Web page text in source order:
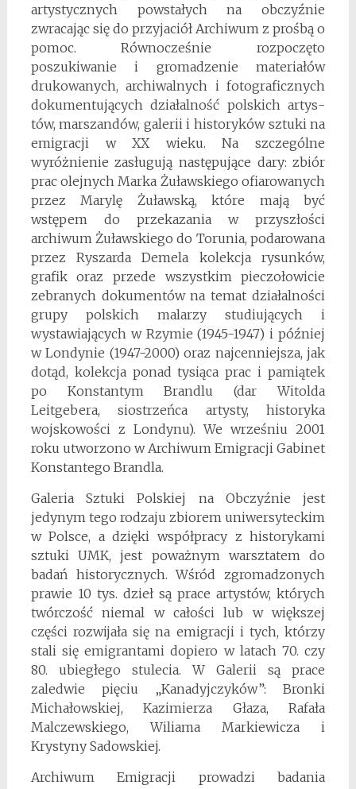
artystycznych powstałych na obczyźnie
zwracając się do przyjaciół Archiwum z proś­bą o
pomoc. Równocześnie rozpoczęto
poszukiwanie i gromadzenie materiałów
drukowa­nych, archiwalnych i fotograficznych
dokumentujących działalność polskich artys­
tów, marszandów, galerii i historyków sztuki na
emigracji w XX wieku. Na szczególne
wyróżnienie zasługują następujące dary: zbiór
prac olejnych Marka Żuławskiego ofiarowanych
przez Marylę Żuławską, które mają być
wstępem do przekazania w przyszłości
archiwum Żuławskiego do Torunia, podarowana
przez Ryszarda Demela kolekcja rysunków,
grafik oraz przede wszystkim pieczołowicie
zebranych dokumentów na temat działalności
grupy polskich malarzy studiujących i
wystawiających w Rzymie (1945-1947) i później
w Londynie (1947-2000) oraz najcenniejsza, jak
dotąd, kolekcja ponad tysiąca prac i pamiątek
po Konstantym Brandlu (dar Witolda
Leitgebera, siostrzeńca artysty, historyka
wojskowości z Londynu). We wrześniu 2001
roku utworzono w Archiwum Emigracji Gabinet
Konstantego Brandla.
Galeria Sztuki Polskiej na Obczyźnie jest
jedynym tego rodzaju zbiorem uniwersyteckim
w Polsce, a dzięki współpracy z historykami
sztuki UMK, jest poważnym warsztatem do
badań historycznych. Wśród zgromadzonych
prawie 10 tys. dzieł są prace artystów, których
twórczość niemal w całości lub w większej
części rozwijała się na emigracji i tych, którzy
stali się emigrantami dopiero w latach 70. czy
80. ubiegłego stulecia. W Galerii są prace
zaledwie pięciu „Kanadyjczyków”: Bronki
Michałowskiej, Kazimierza Głaza, Rafała
Malczewskiego, Wiliama Markiewicza i
Krystyny Sadowskiej.
Archiwum Emigracji prowadzi badania